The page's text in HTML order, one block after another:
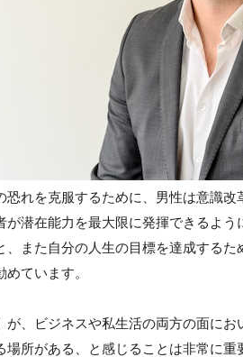
恐れを克服するために、男性は意識
が潜在能力を最大限に発揮できるよ
、また自分の人生の目標を達成する
ています。
が、ビジネスや私生活の両方の面に
場所がある、と感じることは非常に